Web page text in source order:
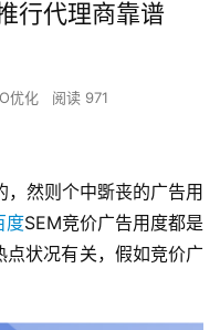
行代理商靠谱
优化 阅读 971
，然则个中斲丧的广告用
度SEM竞价广告用度都是
状况有关，假如竞价广